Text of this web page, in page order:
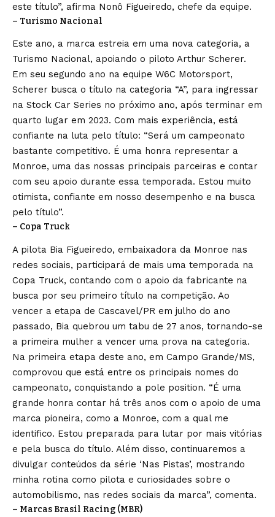
este título”, afirma Nonô Figueiredo, chefe da equipe.
– Turismo Nacional
Este ano, a marca estreia em uma nova categoria, a
Turismo Nacional, apoiando o piloto Arthur Scherer.
Em seu segundo ano na equipe W6C Motorsport,
Scherer busca o título na categoria “A”, para ingressar
na Stock Car Series no próximo ano, após terminar em
quarto lugar em 2023. Com mais experiência, está
confiante na luta pelo título: “Será um campeonato
bastante competitivo. É uma honra representar a
Monroe, uma das nossas principais parceiras e contar
com seu apoio durante essa temporada. Estou muito
otimista, confiante em nosso desempenho e na busca
pelo título”.
– Copa Truck
A pilota Bia Figueiredo, embaixadora da Monroe nas
redes sociais, participará de mais uma temporada na
Copa Truck, contando com o apoio da fabricante na
busca por seu primeiro título na competição. Ao
vencer a etapa de Cascavel/PR em julho do ano
passado, Bia quebrou um tabu de 27 anos, tornando-se
a primeira mulher a vencer uma prova na categoria.
Na primeira etapa deste ano, em Campo Grande/MS,
comprovou que está entre os principais nomes do
campeonato, conquistando a pole position. “É uma
grande honra contar há três anos com o apoio de uma
marca pioneira, como a Monroe, com a qual me
identifico. Estou preparada para lutar por mais vitórias
e pela busca do título. Além disso, continuaremos a
divulgar conteúdos da série ‘Nas Pistas’, mostrando
minha rotina como pilota e curiosidades sobre o
automobilismo, nas redes sociais da marca”, comenta.
– Marcas Brasil Racing (MBR)